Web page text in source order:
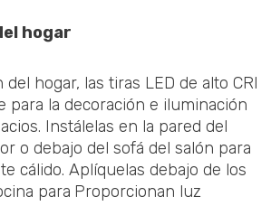
hogar
hogar, las tiras LED de alto CRl
para la decoración e iluminación
Instálelas en la pared del
o debajo del sofá del salón para
cálido. Aplíquelas debajo de los
para Proporcionan luz